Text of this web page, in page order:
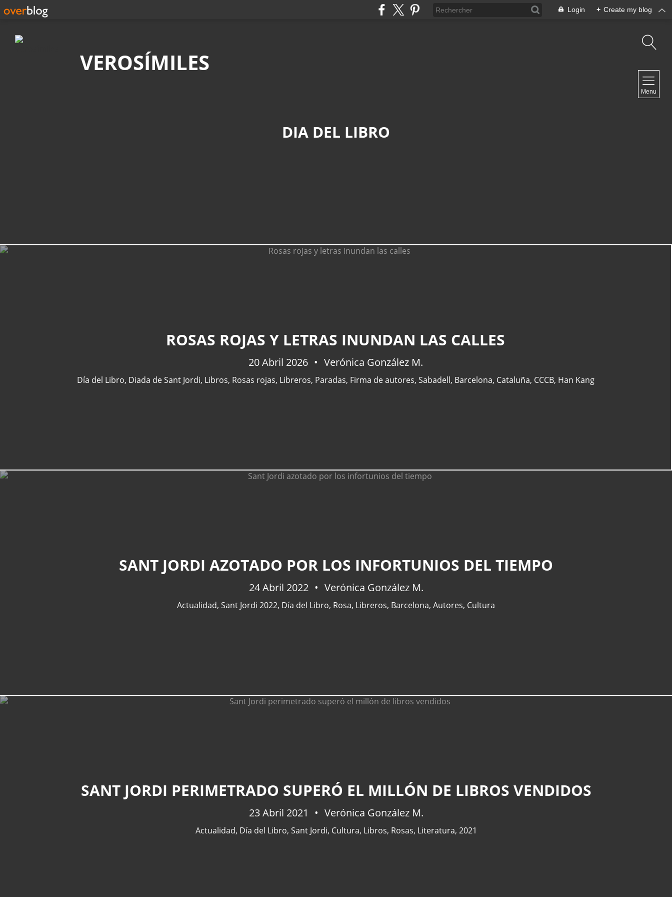
Login + Create my blog
VEROSÍMILES
Menu
DIA DEL LIBRO
ROSAS ROJAS Y LETRAS INUNDAN LAS CALLES
20 Abril 2026 Verónica González M.
Día del Libro, Diada de Sant Jordi, Libros, Rosas rojas, Libreros, Paradas, Firma de autores, Sabadell, Barcelona, Cataluña, CCCB, Han Kang
SANT JORDI AZOTADO POR LOS INFORTUNIOS DEL TIEMPO
24 Abril 2022 Verónica González M.
Actualidad, Sant Jordi 2022, Día del Libro, Rosa, Libreros, Barcelona, Autores, Cultura
SANT JORDI PERIMETRADO SUPERÓ EL MILLÓN DE LIBROS VENDIDOS
23 Abril 2021 Verónica González M.
Actualidad, Día del Libro, Sant Jordi, Cultura, Libros, Rosas, Literatura, 2021